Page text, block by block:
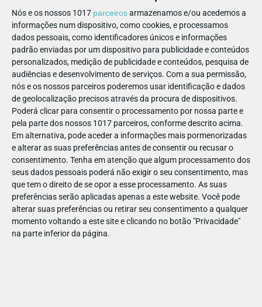
Nós e os nossos 1017 parceirosarmazenamos e/ou acedemos a
informações num dispositivo, como cookies, e processamos
dados pessoais, como identificadores únicos e informações
padrão enviadas por um dispositivo para publicidade e conteúdos
personalizados, medição de publicidade e conteúdos, pesquisa de
audiências e desenvolvimento de serviços. Com a sua permissão,
nós e os nossos parceiros poderemos usar identificação e dados
de geolocalização precisos através da procura de dispositivos.
Poderá clicar para consentir o processamento por nossa parte e
pela parte dos nossos 1017 parceiros, conforme descrito acima.
Em alternativa, pode aceder a informações mais pormenorizadas
e alterar as suas preferências antes de consentir ou recusar o
consentimento. Tenha em atenção que algum processamento dos
seus dados pessoais poderá não exigir o seu consentimento, mas
que tem o direito de se opor a esse processamento. As suas
preferências serão aplicadas apenas a este website. Você pode
alterar suas preferências ou retirar seu consentimento a qualquer
momento voltando a este site e clicando no botão "Privacidade"
na parte inferior da página.
11
1236581491683974